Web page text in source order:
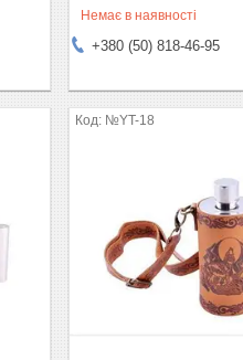
Немає в наявності
+380 (50) 818-46-95
№YT-18